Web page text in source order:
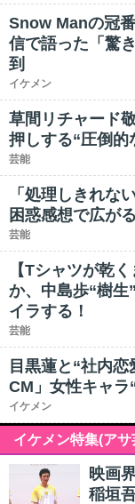
Snow Manの冠
信で語った「驚
到
イケメン
草間リチャード
押しする“圧倒的
芸能
「処理しきれな
困惑感想で広が
芸能
【Tシャツが乾
か、中島歩“樹生
イラする！
芸能
目黒蓮と“社内
CM」女性キャラ
イケメン
イケメン特集(ア
映画
稲垣